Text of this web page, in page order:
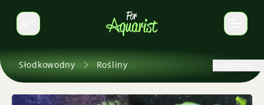
Zmień język
Słodkowodny Rośliny